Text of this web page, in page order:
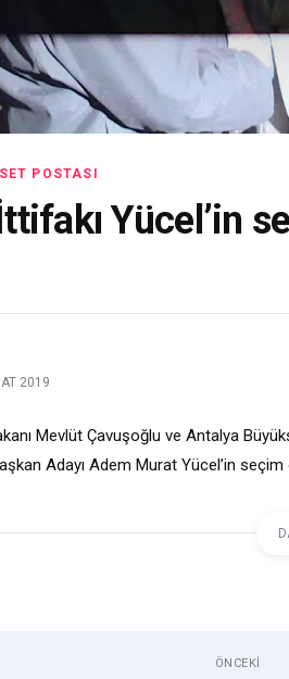
POSTASI
Yücel’in
2019
Mevlüt Çavuşoğlu ve Antalya
Adayı Adem Murat Yücel’in
ÖNCEKI